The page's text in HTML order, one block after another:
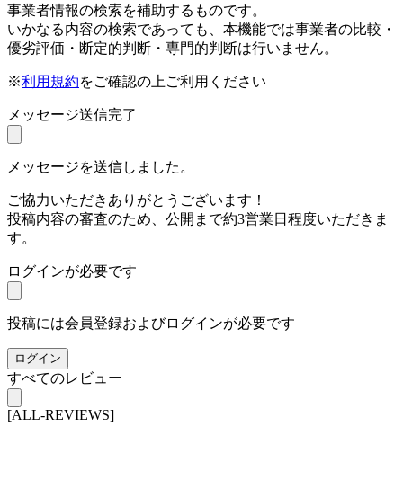
事業者情報の検索を補助するものです。
いかなる内容の検索であっても、本機能では事業者の比較・
優劣評価・断定的判断・専門的判断は行いません。
※利用規約をご確認の上ご利用ください
メッセージ送信完了
メッセージを送信しました。
ご協力いただきありがとうございます！
投稿内容の審査のため、公開まで約3営業日程度いただきま
す。
ログインが必要です
投稿には会員登録およびログインが必要です
ログイン
すべてのレビュー
[ALL-REVIEWS]